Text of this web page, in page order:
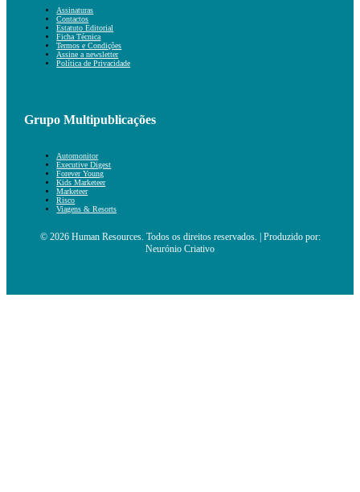
Assinaturas
Contactos
Estatuto Editorial
Ficha Técnica
Termos e Condições
Assine a newsletter
Política de Privacidade
Grupo Multipublicações
Automonitor
Executive Digest
Forever Young
Kids Marketeer
Marketeer
Risco
Viagens & Resorts
© 2026 Human Resources. Todos os direitos reservados. | Produzido por:
Neurónio Criativo